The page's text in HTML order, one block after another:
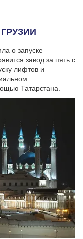
о запуске
завод за пять с
лифтов и
Татарстана.